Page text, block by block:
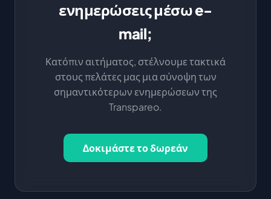
ενημερώσεις μέσω e-
mail;
Κατόπιν αιτήματος, στέλνουμε τακτικά
στους πελάτες μας μια σύνοψη των
σημαντικότερων ενημερώσεων της
Transpareo.
Δοκιμάστε το δωρεάν